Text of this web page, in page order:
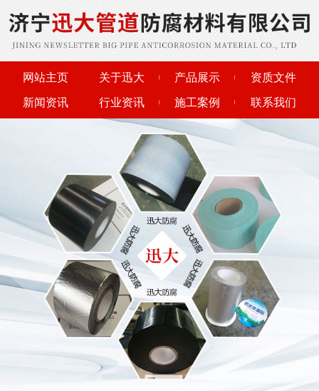
网站主页 关于迅大 产品展示 资质文件
新闻资讯 行业资讯 施工案例 联系我们